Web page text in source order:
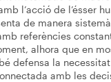
l’acció de l’ésser
de manera
referències
alhora que en
defensa la necessitat
amb les